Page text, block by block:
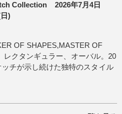
Collection 2026年7月4日
)
OF SHAPES,MASTER OF
レクタンギュラー、オーバル。20
チが示し続けた独特のスタイル